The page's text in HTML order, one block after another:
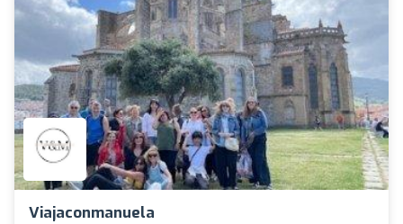
Viajaconmanuela